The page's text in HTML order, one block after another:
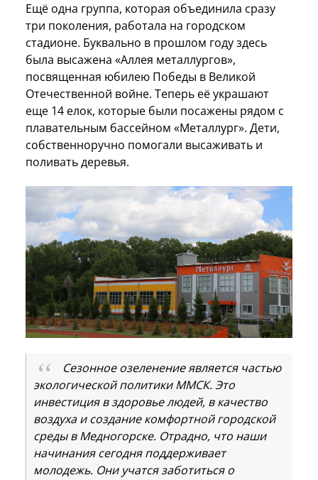
Ещё одна группа, которая объединила сразу
три поколения, работала на городском
стадионе. Буквально в прошлом году здесь
была высажена «Аллея металлургов»,
посвященная юбилею Победы в Великой
Отечественной войне. Теперь её украшают
еще 14 елок, которые были посажены рядом с
плавательным бассейном «Металлург». Дети,
собственноручно помогали высаживать и
поливать деревья.
Сезонное озеленение является частью
экологической политики ММСК. Это
инвестиция в здоровье людей, в качество
воздуха и создание комфортной городской
среды в Медногорске. Отрадно, что наши
начинания сегодня поддерживает
молодежь. Они учатся заботиться о